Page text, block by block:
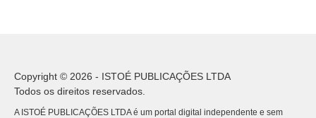
Copyright © 2026 - ISTOÉ PUBLICAÇÕES LTDA
Todos os direitos reservados.
A ISTOÉ PUBLICAÇÕES LTDA é um portal digital independente e sem